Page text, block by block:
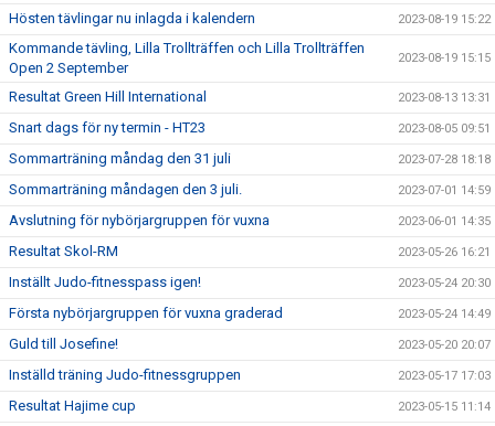
Hösten tävlingar nu inlagda i kalendern 2023-08-19 15:22
Kommande tävling, Lilla Trollträffen och Lilla Trollträffen
Open 2 September
2023-08-19 15:15
Resultat Green Hill International 2023-08-13 13:31
Snart dags för ny termin - HT23 2023-08-05 09:51
Sommarträning måndag den 31 juli 2023-07-28 18:18
Sommarträning måndagen den 3 juli. 2023-07-01 14:59
Avslutning för nybörjargruppen för vuxna 2023-06-01 14:35
Resultat Skol-RM 2023-05-26 16:21
Inställt Judo-fitnesspass igen! 2023-05-24 20:30
Första nybörjargruppen för vuxna graderad 2023-05-24 14:49
Guld till Josefine! 2023-05-20 20:07
Inställd träning Judo-fitnessgruppen 2023-05-17 17:03
Resultat Hajime cup 2023-05-15 11:14